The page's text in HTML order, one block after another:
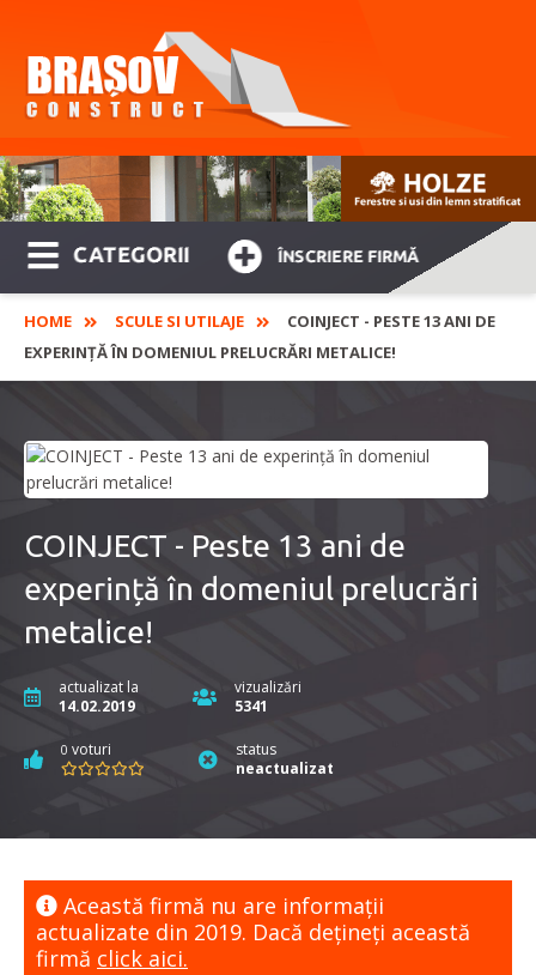
CATEGORII ÎNSCRIERE FIRMĂ
HOME SCULE SI UTILAJE
COINJECT - PESTE 13 ANI DE
EXPERINȚĂ ÎN DOMENIUL PRELUCRĂRI METALICE!
COINJECT - Peste 13 ani de
experință în domeniul prelucrări
metalice!
actualizat la
14.02.2019
vizualizări
5341
0 voturi
status
neactualizat
Această firmă nu are informaţii
actualizate din 2019. Dacă dețineți această
firmă click aici.